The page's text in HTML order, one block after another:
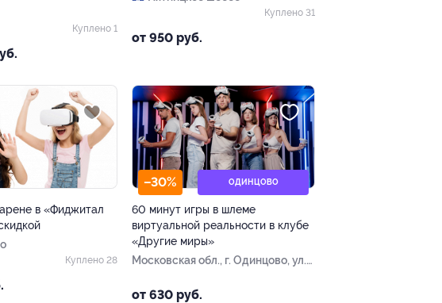
Куплено 1
от 950 руб.
Куплено 31
в «Фиджитал
Куплено 28
–30% ОДИНЦОВО
60 минут игры в шлеме
виртуальной реальности в клубе
«Другие миры»
Московская обл., г. Одинцово, ул.
от 630 руб.